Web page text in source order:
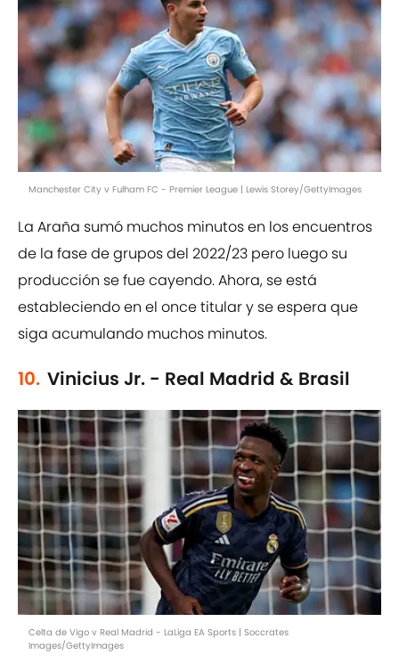
Manchester City v Fulham FC - Premier League | Lewis Storey/GettyImages
La Araña sumó muchos minutos en los encuentros
de la fase de grupos del 2022/23 pero luego su
producción se fue cayendo. Ahora, se está
estableciendo en el once titular y se espera que
siga acumulando muchos minutos.
10. Vinicius Jr. - Real Madrid & Brasil
Celta de Vigo v Real Madrid - LaLiga EA Sports | Soccrates
Images/GettyImages